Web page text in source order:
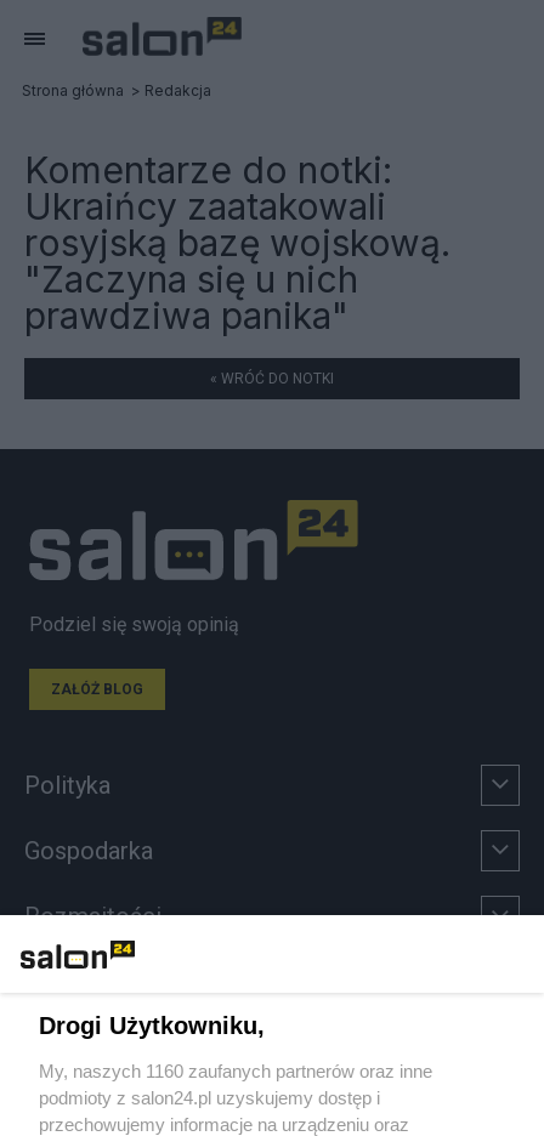
Strona główna Redakcja
Komentarze do notki:
Ukraińcy zaatakowali
rosyjską bazę wojskową.
"Zaczyna się u nich
prawdziwa panika"
« WRÓĆ DO NOTKI
Podziel się swoją opinią
ZAŁÓŻ BLOG
Polityka
Gospodarka
Rozmaitości
Sport
Społeczeństwo
Drogi Użytkowniku,
My, naszych 1160 zaufanych partnerów oraz inne
podmioty z salon24.pl uzyskujemy dostęp i
przechowujemy informacje na urządzeniu oraz